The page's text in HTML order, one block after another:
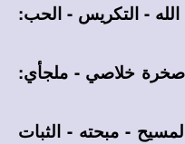
- التكريس - الحب:
صخرة خلاصي - ملجأي:
- مبحته - الثبات